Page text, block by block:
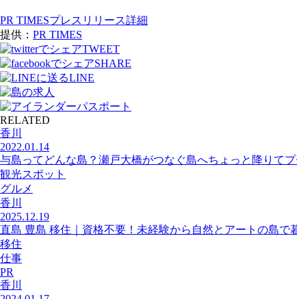
PR TIMESプレスリリース詳細
提供： PR TIMES
TWEET
SHARE
LINE
RELATED
香川
2022.01.14
与島ってどんな島？瀬戸大橋がつなぐ島へちょっと降りてプ
観光スポット
グルメ
香川
2025.12.19
直島 豊島 移住｜資格不要！未経験から自然とアートの島で
移住
仕事
PR
香川